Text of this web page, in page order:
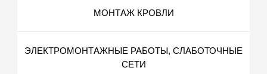
МОНТАЖ КРОВЛИ
ЭЛЕКТРОМОНТАЖНЫЕ РАБОТЫ, СЛАБОТОЧНЫЕ
СЕТИ